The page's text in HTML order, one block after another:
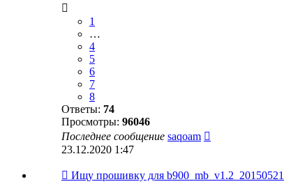
1
…
4
5
6
7
8
Ответы: 74
Просмотры: 96046
Последнее сообщение saqoam
23.12.2020 1:47
Ищу прошивку для b900_mb_v1.2_20150521